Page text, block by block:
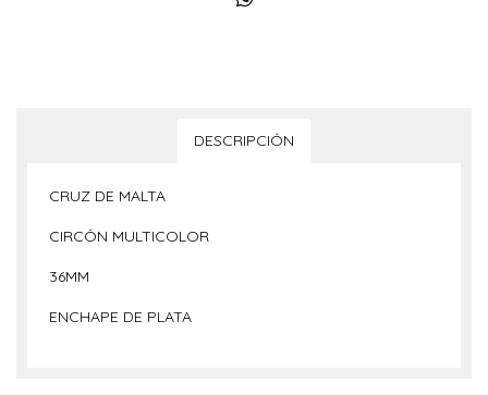
DESCRIPCIÓN
CRUZ DE MALTA
CIRCÓN MULTICOLOR
36MM
ENCHAPE DE PLATA